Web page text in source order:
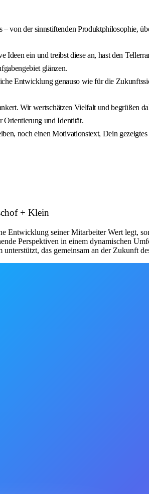
von der sinnstiftenden Produktphilosophie,
ein und treibst diese an, hast den
glänzen.
Entwicklung genauso wie für die
Wir wertschätzen Vielfalt und begrüßen
Orientierung und Identität.
noch einen Motivationstext, Dein
+ Klein
Entwicklung seiner Mitarbeiter Wert legt,
Perspektiven in einem dynamischen
das gemeinsam an der Zukunft